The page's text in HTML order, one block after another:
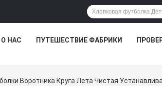
О НАС ПУТЕШЕСТВИЕ ФАБРИКИ
Воротника Круга Лета Чистая